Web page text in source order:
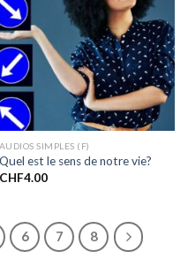
à la liste
de
souhaits
AUDIOS SIMPLES (F)
Quel est le sens de notre vie?
CHF4.00
6 7 8